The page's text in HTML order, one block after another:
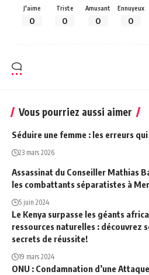
J'aime
0
Triste
0
Amusant
0
Ennuyeux
0
Vous pourriez aussi aimer
Séduire une femme : les erreurs
23 mars 2026
Assassinat du Conseiller Mathias
les combattants séparatistes à
5 juin 2024
Le Kenya surpasse les géants
ressources naturelles : découvrez
secrets de réussite!
19 mars 2024
ONU : Condamnation d’une